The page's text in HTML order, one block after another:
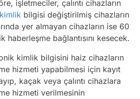
işletmeciler, çalıntı cihazların
kimlik bilgisi değiştirilmiş cihazların
yer almayan cihazların ise 60
haberleşme bağlantısını kesecek.
kimlik bilgisini haiz cihazların
hizmeti yapabilmesi için kayıt
kaçak veya çalıntı cihazlara
hizmeti verilmesinin